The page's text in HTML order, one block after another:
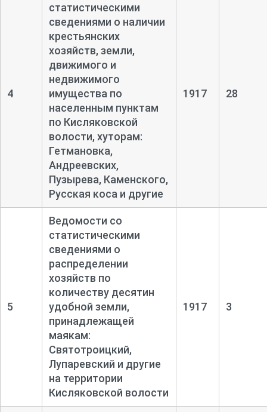
4
статистическими
сведениями о наличии
крестьянских
хозяйств, земли,
движимого и
недвижимого
имущества по
населенным пунктам
по Кисляковской
волости, хуторам:
Гетмановка,
Андреевских,
Пузырева, Каменского,
Русская коса и другие
1917 28
5
Ведомости со
статистическими
сведениями о
распределении
хозяйств по
количеству десятин
удобной земли,
принадлежащей
маякам:
Святотроицкий,
Лупаревский и другие
на территории
Кисляковской волости
1917 3